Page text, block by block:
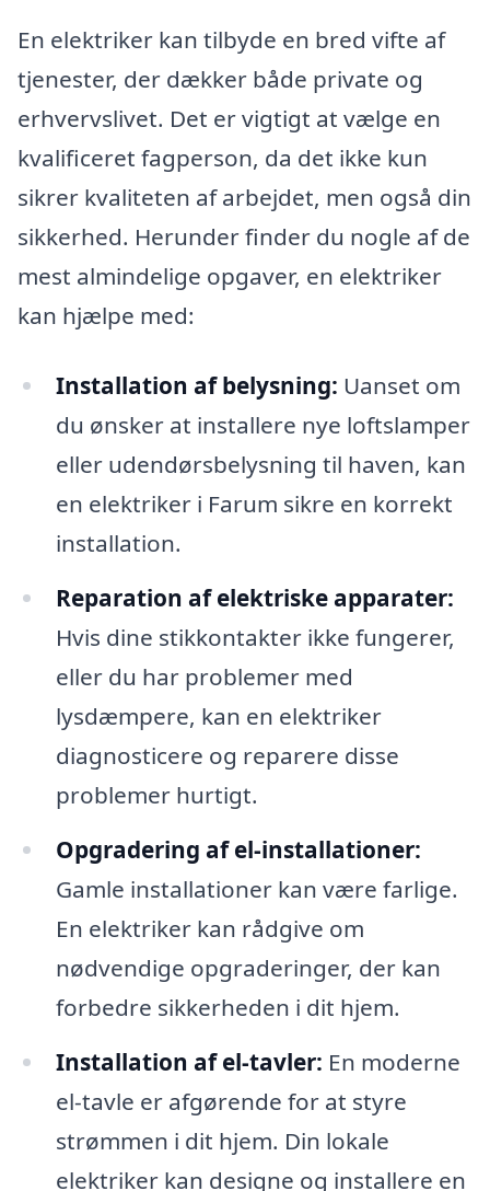
En elektriker kan tilbyde en bred vifte af
tjenester, der dækker både private og
erhvervslivet. Det er vigtigt at vælge en
kvalificeret fagperson, da det ikke kun
sikrer kvaliteten af arbejdet, men også din
sikkerhed. Herunder finder du nogle af de
mest almindelige opgaver, en elektriker
kan hjælpe med:
Installation af belysning: Uanset om
du ønsker at installere nye loftslamper
eller udendørsbelysning til haven, kan
en elektriker i Farum sikre en korrekt
installation.
Reparation af elektriske apparater:
Hvis dine stikkontakter ikke fungerer,
eller du har problemer med
lysdæmpere, kan en elektriker
diagnosticere og reparere disse
problemer hurtigt.
Opgradering af el-installationer:
Gamle installationer kan være farlige.
En elektriker kan rådgive om
nødvendige opgraderinger, der kan
forbedre sikkerheden i dit hjem.
Installation af el-tavler: En moderne
el-tavle er afgørende for at styre
strømmen i dit hjem. Din lokale
elektriker kan designe og installere en